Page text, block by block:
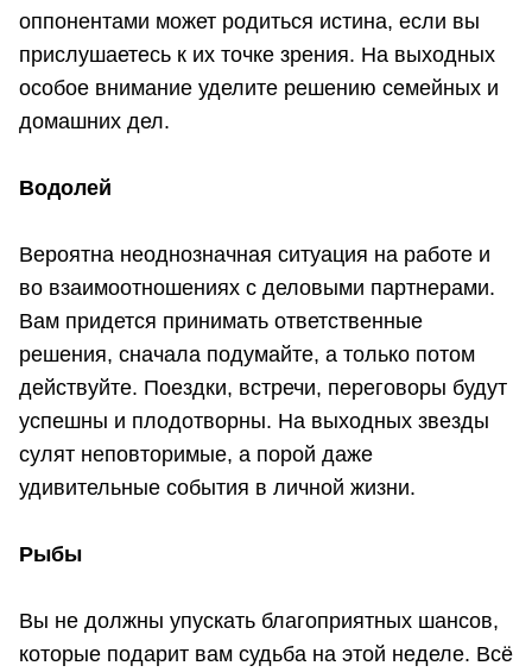
оппонентами может родиться истина, если вы
прислушаетесь к их точке зрения. На выходных
особое внимание уделите решению семейных и
домашних дел.
Водолей
Вероятна неоднозначная ситуация на работе и
во взаимоотношениях с деловыми партнерами.
Вам придется принимать ответственные
решения, сначала подумайте, а только потом
действуйте. Поездки, встречи, переговоры будут
успешны и плодотворны. На выходных звезды
сулят неповторимые, а порой даже
удивительные события в личной жизни.
Рыбы
Вы не должны упускать благоприятных шансов,
которые подарит вам судьба на этой неделе. Всё